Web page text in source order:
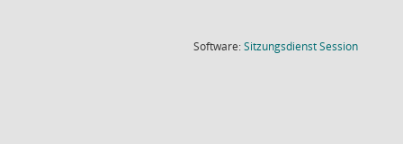
Software:SitzungsdienstSession(Wird in